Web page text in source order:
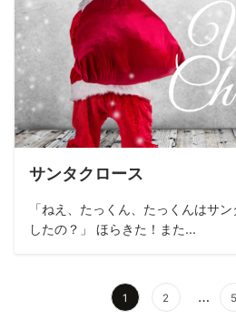
サンタクロース
「ねえ、たっくん、たっくんはサ
したの？」 ほらきた！また...
1 2 … 5